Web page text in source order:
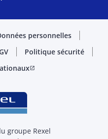
personnelles
Politique sécurité
open_in_new
groupe Rexel